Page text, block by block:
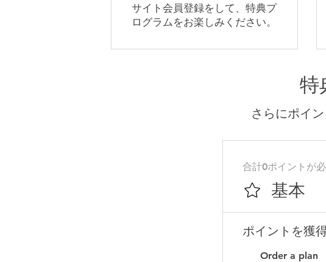
サイト会員登録をして、特典プ
ログラムをお楽しみください。
特
さらにポイ
基本
合計0ポイントが
ポイントを獲
Order a plan